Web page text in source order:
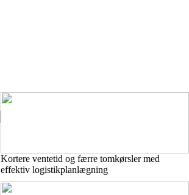
Kortere ventetid og færre tomkørsler med
effektiv logistikplanlægning